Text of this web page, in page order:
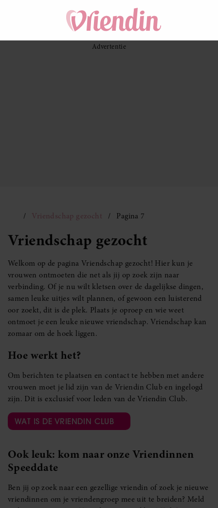
Vriendschap gezocht Pagina 7
Vriendschap gezocht
Welkom op de pagina Vriendschap gezocht! Hier kun je
vrouwen ontmoeten die net als jij op zoek zijn naar
verbinding. Of je nu wilt kletsen over de dagelijkse dingen,
samen leuke uitjes wilt plannen, of gewoon een luisterend
oor zoekt, dit is de plek. Plaats je oproep en wie weet
ontmoet je een leuke nieuwe vriendschap. Vriendschap kan
zomaar om de hoek liggen.
Hoe werkt het?
Om berichten te plaatsen en contact te hebben met andere
vrouwen moet je lid zijn van de Vriendin Club en ingelogd
zijn. Dit is exclusief voor leden van de Vriendin Club.
WAT IS DE VRIENDIN CLUB
Ook leuk: kom naar onze Vriendinnen
Speeddate
Ben jij op zoek naar een gezellige vriendin of zoek je nieuwe
vriendinnen om je vriendengroep mee uit te breiden? Meld